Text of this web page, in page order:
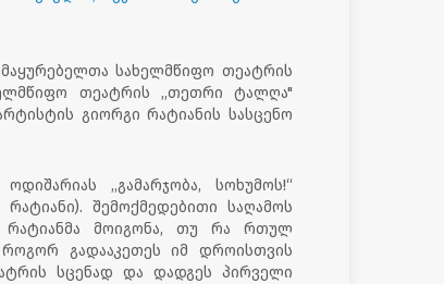
სახელმწიფო თეატრის
თეატრის ,,თეთრი ტალღა"
გიორგი რატიანის სასცენო
,,გამარჯობა, სოხუმოს!“
რატიანი). შემოქმედებითი საღამოს
რატიანმა მოიგონა, თუ რა რთულ
გადააკეთეს იმ დროისთვის
სცენად და დადგეს პირველი